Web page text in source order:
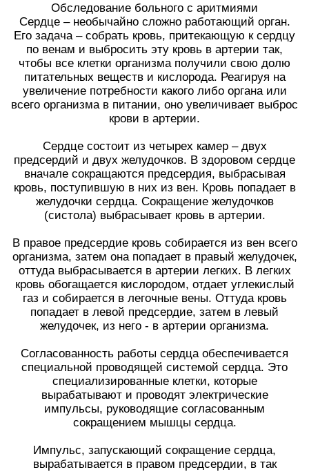
Обследование больного с аритмиями
Сердце – необычайно сложно работающий орган.
Его задача – собрать кровь, притекающую к сердцу
по венам и выбросить эту кровь в артерии так,
чтобы все клетки организма получили свою долю
питательных веществ и кислорода. Реагируя на
увеличение потребности какого либо органа или
всего организма в питании, оно увеличивает выброс
крови в артерии.
Сердце состоит из четырех камер – двух
предсердий и двух желудочков. В здоровом сердце
вначале сокращаются предсердия, выбрасывая
кровь, поступившую в них из вен. Кровь попадает в
желудочки сердца. Сокращение желудочков
(систола) выбрасывает кровь в артерии.
В правое предсердие кровь собирается из вен всего
организма, затем она попадает в правый желудочек,
оттуда выбрасывается в артерии легких. В легких
кровь обогащается кислородом, отдает углекислый
газ и собирается в легочные вены. Оттуда кровь
попадает в левой предсердие, затем в левый
желудочек, из него - в артерии организма.
Согласованность работы сердца обеспечивается
специальной проводящей системой сердца. Это
специализированные клетки, которые
вырабатывают и проводят электрические
импульсы, руководящие согласованным
сокращением мышцы сердца.
Импульс, запускающий сокращение сердца,
вырабатывается в правом предсердии, в так